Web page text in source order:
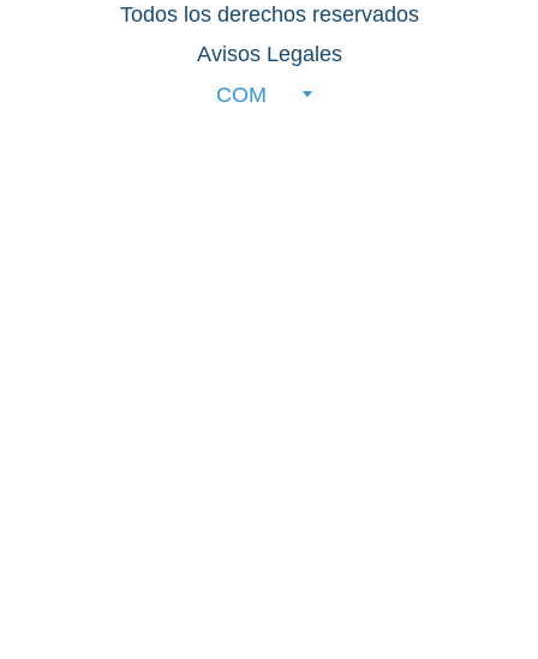
Todos los derechos reservados
Avisos Legales